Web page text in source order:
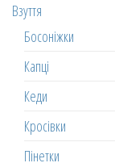
Взуття
Босоніжки
Капці
Кеди
Кросівки
Пінетки